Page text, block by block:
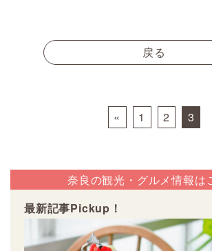
戻る
Posts navigation
« 1 2 3
奈良の観光・グルメ情報は
最新記事Pickup！